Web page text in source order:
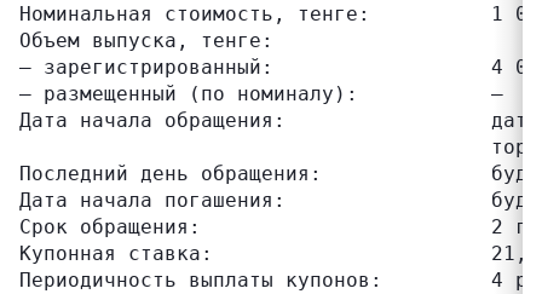
Номинальная стоимость, тенге:          1
Объем выпуска, тенге:
– зарегистрированный:                  4
– размещенный (по номиналу):           –
Дата начала обращения:                 дата
Последний день обращения:              будет
Дата начала погашения:                 будет
Срок обращения:                        2
Купонная ставка:                       21,00
Периодичность выплаты купонов:         4